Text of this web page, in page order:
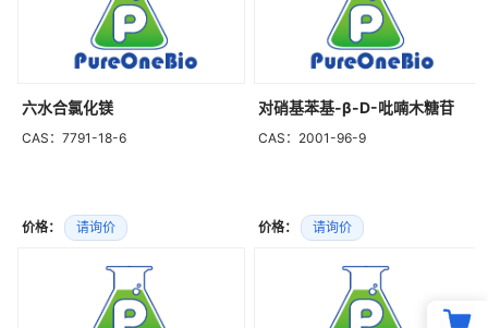
六水合氯化镁
CAS：7791-18-6
价格： 请询价
对硝基苯基-β-D-吡喃木糖苷
CAS：2001-96-9
价格： 请询价